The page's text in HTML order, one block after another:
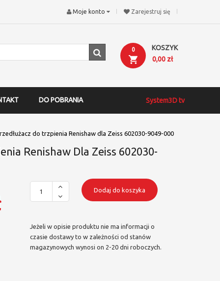
Zarejestruj się
Moje konto
KOSZYK
0
0,00 zł
DO POBRANIA System3D tv
do trzpienia Renishaw dla Zeiss 602030-9049-000
Renishaw Dla Zeiss 602030-
Dodaj do koszyka
Jeżeli w opisie produktu nie ma informacji o
czasie dostawy to w zależności od stanów
magazynowych wynosi on 2-20 dni roboczych.